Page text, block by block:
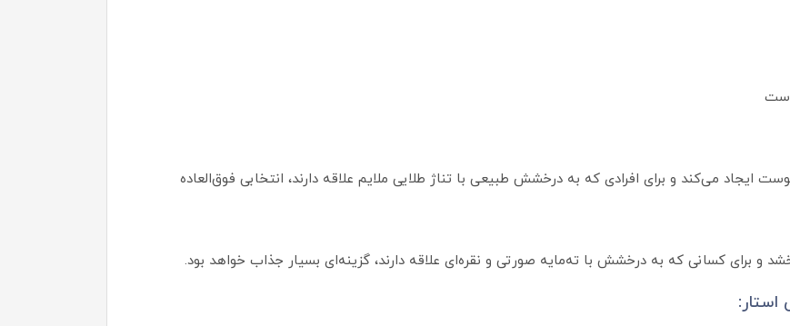
ایجاد می‌کند و برای افرادی که به درخشش طبیعی با تناژ طلایی ملایم علاقه دارند، انتخابی فوق‌العاده
و برای کسانی که به درخشش با ته‌مایه صورتی و نقره‌ای علاقه دارند، گزینه‌ای بسیار جذاب خواهد بود.